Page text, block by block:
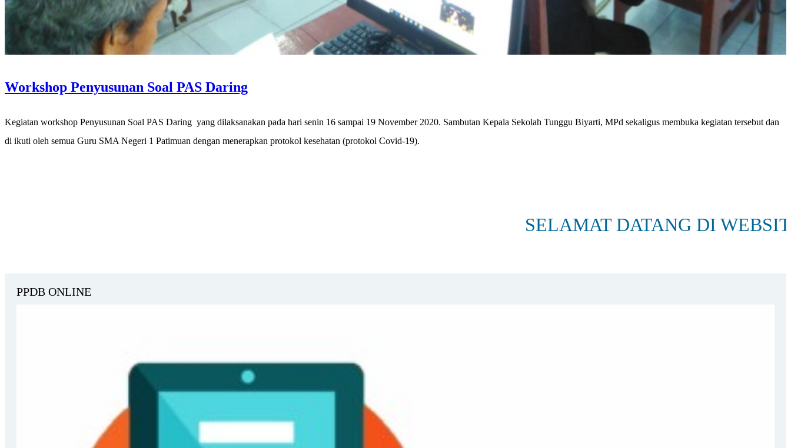
Workshop Penyusunan Soal PAS Daring
Kegiatan workshop Penyusunan Soal PAS Daring yang dilaksanakan pada hari senin 16 sampai 19 November 2020. Sambutan Kepala Sekolah Tunggu Biyarti, MPd sekaligus membuka kegiatan tersebut dan
di ikuti oleh semua Guru SMA Negeri 1 Patimuan dengan menerapkan protokol kesehatan (protokol Covid-19).
SELAMAT DATANG DI WEBSITE
PPDB ONLINE